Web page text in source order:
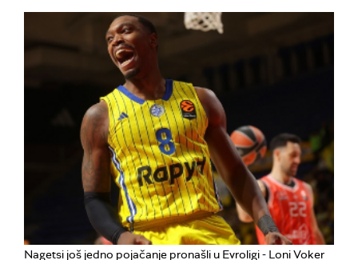
Nagetsi još jedno pojačanje pronašli u Evroligi - Loni Voker